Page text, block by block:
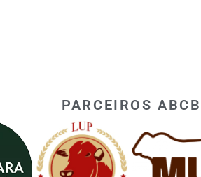
PARCEIROS ABCB